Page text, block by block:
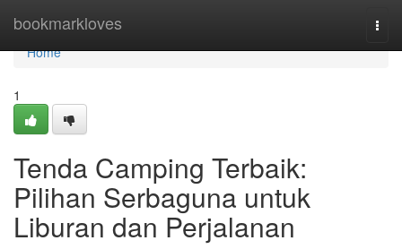
bookmarkloves
Home
Home
1
Tenda Camping Terbaik:
Pilihan Serbaguna untuk
Liburan dan Perjalanan